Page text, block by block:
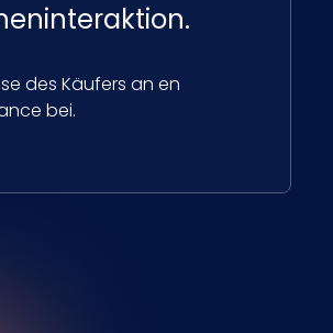
des Käufers an en
bei.